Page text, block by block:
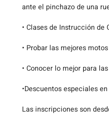
ante el pinchazo de una
• Clases de Instrucción de
• Probar las mejores
• Conocer lo mejor para
•Descuentos especiales
Las inscripciones son